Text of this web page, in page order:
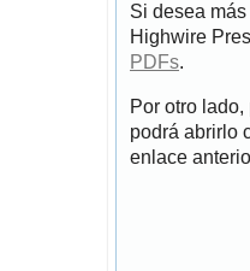
Si desea
Highwire
PDFs.
Por otro
podrá abrirlo
enlace